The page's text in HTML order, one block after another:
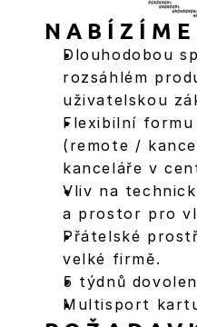
NABÍZÍME
Dlouhodobou
rozsáhlém
uživatelskou
Flexibilní
(remote /
kanceláře v
Vliv na
a prostor pro
Přátelské
velké firmě.
5 týdnů
Multisport